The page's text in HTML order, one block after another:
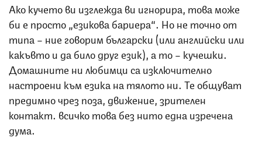
Ако кучето ви изглежда ви игнорира, това може
би е просто „езикова бариера“. Но не точно от
типа – ние говорим български (или английски или
какъвто и да било друг език), а то – кучешки.
Домашните ни любимци са изключително
настроени към езика на тялото ни. Те общуват
предимно чрез поза, движение, зрителен
контакт… всичко това без нито една изречена
дума.